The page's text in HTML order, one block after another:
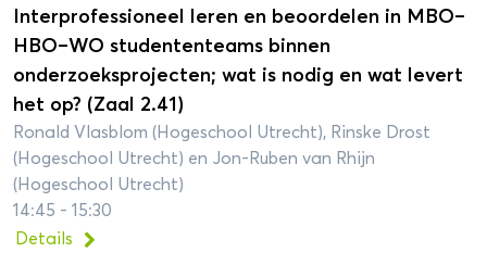
Interprofessioneel leren en beoordelen in MBO–
HBO–WO studententeams binnen
onderzoeksprojecten; wat is nodig en wat levert
het op? (Zaal 2.41)
Ronald Vlasblom (Hogeschool Utrecht), Rinske Drost
(Hogeschool Utrecht) en Jon-Ruben van Rhijn
(Hogeschool Utrecht)
14:45 - 15:30
Details